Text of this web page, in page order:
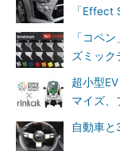
「Effect
「コペ
ズミック
超小型
マイズ、
自動車と